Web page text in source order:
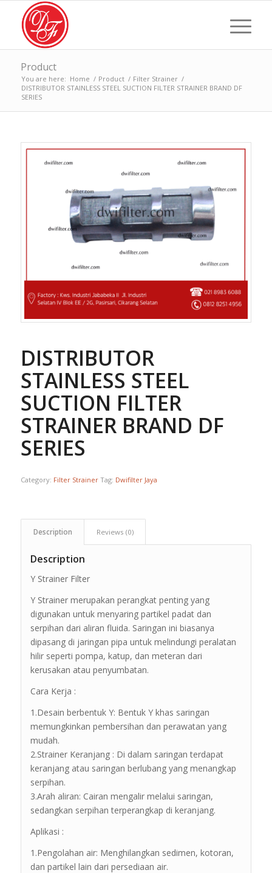
Product
You are here: Home / Product / Filter Strainer /
DISTRIBUTOR STAINLESS STEEL SUCTION FILTER STRAINER BRAND DF
SERIES
DISTRIBUTOR
STAINLESS STEEL
SUCTION FILTER
STRAINER BRAND DF
SERIES
Category: Filter Strainer Tag: Dwifilter Jaya
Description Reviews (0)
Description
Y Strainer Filter
Y Strainer merupakan perangkat penting yang
digunakan untuk menyaring partikel padat dan
serpihan dari aliran fluida. Saringan ini biasanya
dipasang di jaringan pipa untuk melindungi peralatan
hilir seperti pompa, katup, dan meteran dari
kerusakan atau penyumbatan.
Cara Kerja :
1.Desain berbentuk Y: Bentuk Y khas saringan
memungkinkan pembersihan dan perawatan yang
mudah.
2.Strainer Keranjang : Di dalam saringan terdapat
keranjang atau saringan berlubang yang menangkap
serpihan.
3.Arah aliran: Cairan mengalir melalui saringan,
sedangkan serpihan terperangkap di keranjang.
Aplikasi :
1.Pengolahan air: Menghilangkan sedimen, kotoran,
dan partikel lain dari persediaan air.